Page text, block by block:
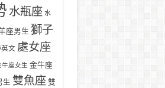
水瓶座 水
座男生 獅子
文 處女座
牛座女生 金牛座
生 雙魚座 雙